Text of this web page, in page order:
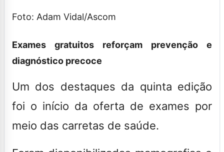
Foto: Adam Vidal/Ascom
Exames gratuitos reforçam prevenção e
diagnóstico precoce
Um dos destaques da quinta edição
foi o início da oferta de exames por
meio das carretas de saúde.